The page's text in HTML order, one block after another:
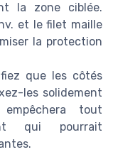
la zone ciblée.
et le filet maille
la protection
que les côtés
les solidement
tout
qui pourrait